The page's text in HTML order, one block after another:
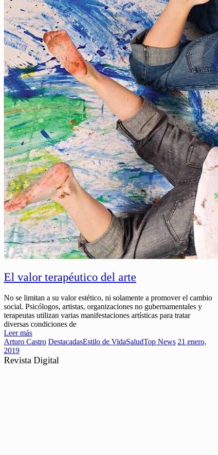
El valor terapéutico del arte
No se limitan a su valor estético, ni solamente a promover el cambio
social. Psicólogos, artistas, organizaciones no gubernamentales y
terapeutas utilizan varias manifestaciones artísticas para tratar
diversas condiciones de
Leer más
Arturo Castro DestacadasEstilo de VidaSaludTop News 21 enero,
2019
Revista Digital